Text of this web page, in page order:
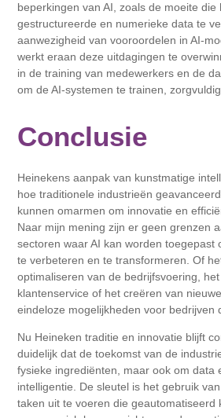
beperkingen van AI, zoals de moeite die
gestructureerde en numerieke data te
aanwezigheid van vooroordelen in AI-
werkt eraan deze uitdagingen te
in de training van medewerkers en de
om de AI-systemen te trainen,
Conclusie
Heinekens aanpak van kunstmatige
hoe traditionele industrieën
kunnen omarmen om innovatie en
Naar mijn mening zijn er geen grenzen
sectoren waar AI kan worden toegepast
te verbeteren en te transformeren. Of
optimaliseren van de bedrijfsvoering,
klantenservice of het creëren van
eindeloze mogelijkheden voor bedrijven
Nu Heineken traditie en innovatie blijft
duidelijk dat de toekomst van de
fysieke ingrediënten, maar ook om data
intelligentie. De sleutel is het gebruik
taken uit te voeren die geautomatiseerd